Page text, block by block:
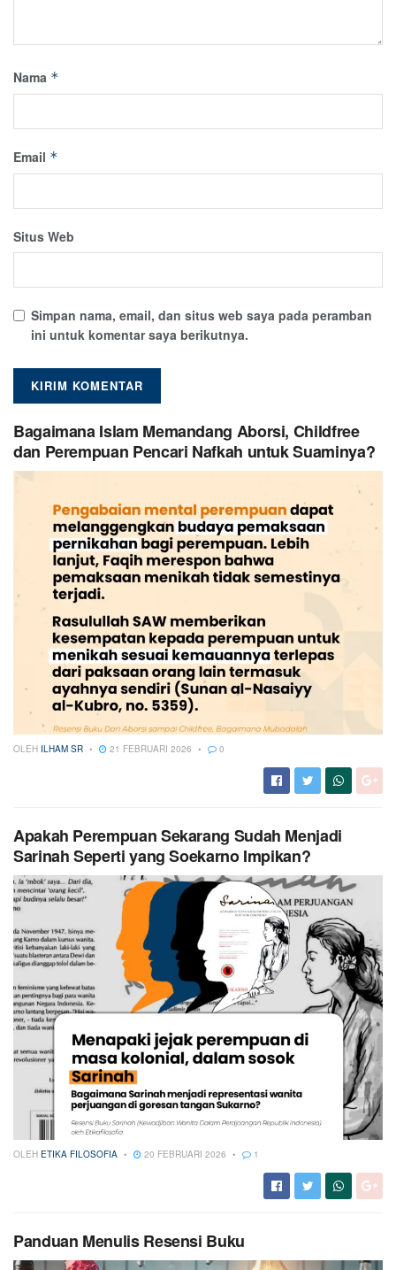
Nama *
Email *
Situs Web
Simpan nama, email, dan situs web saya pada peramban
ini untuk komentar saya berikutnya.
Bagaimana Islam Memandang Aborsi, Childfree
dan Perempuan Pencari Nafkah untuk Suaminya?
OLEH ILHAM SR 21 FEBRUARI 2026 0
Apakah Perempuan Sekarang Sudah Menjadi
Sarinah Seperti yang Soekarno Impikan?
OLEH ETIKA FILOSOFIA 20 FEBRUARI 2026 1
Panduan Menulis Resensi Buku